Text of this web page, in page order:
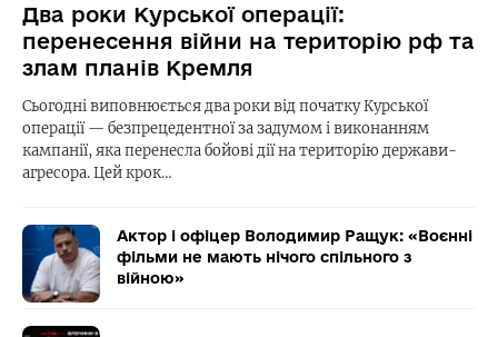
Два роки Курської операції:
перенесення війни на територію рф та
злам планів Кремля
Сьогодні виповнюється два роки від початку Курської
операції — безпрецедентної за задумом і виконанням
кампанії, яка перенесла бойові дії на територію держави-
агресора. Цей крок…
Актор і офіцер Володимир Ращук: «Воєнні
фільми не мають нічого спільного з
війною»